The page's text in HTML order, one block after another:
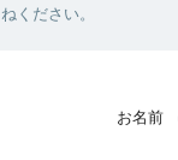
ねください。
お名前